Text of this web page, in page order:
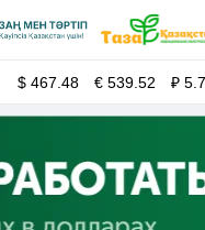
$467.48 €539.52 ₽